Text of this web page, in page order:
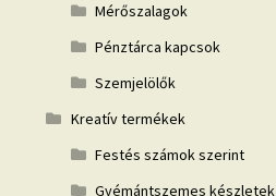
Mérőszalagok
Pénztárca kapcsok
Szemjelölők
Kreatív termékek
Festés számok szerint
Gyémántszemes készletek